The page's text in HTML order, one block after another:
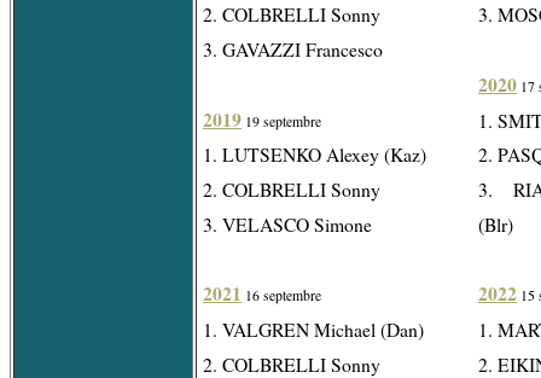
2. COLBRELLI Sonny
3. GAVAZZI Francesco
2019 19 septembre
1. LUTSENKO Alexey (Kaz)
2. COLBRELLI Sonny
3. VELASCO Simone
2021 16 septembre
1. VALGREN Michael (Dan)
2. COLBRELLI Sonny
3.
2020 17
1.
2.
3.
(Blr)
2022 15
1.
2.